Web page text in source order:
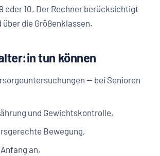
oder 10. Der Rechner berücksichtigt
die Größenklassen.
tun können
— bei Senioren
und Gewichtskontrolle,
Bewegung,
an,